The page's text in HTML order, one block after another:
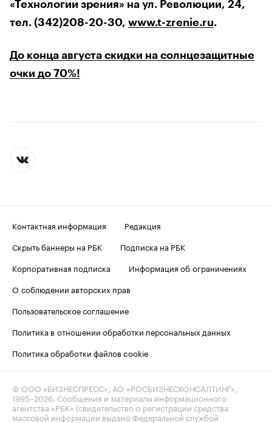
«Технологии зрения» на ул. Революции, 24,
тел. (342)208-20-30, www.t-zrenie.ru.
До конца августа скидки на солнцезащитные
очки до 70%!
Контактная информация
Редакция
Скрыть баннеры на РБК
Подписка на РБК
Корпоративная подписка
Информация об ограничениях
О соблюдении авторских прав
Пользовательское соглашение
Политика в отношении обработки персональных данных
Политика обработки файлов cookie
© ООО «БИЗНЕСПРЕСС», АО «РОСБИЗНЕСКОНСАЛТИНГ»,
1995–2026 . Сообщения и материалы информационного
агентства «РБК» (свидетельство о регистрации средства
массовой информации выдано Федеральной службой